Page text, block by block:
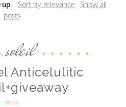
up. Sort by relevance
Show all
posts
,
Anticelulitic
08:56